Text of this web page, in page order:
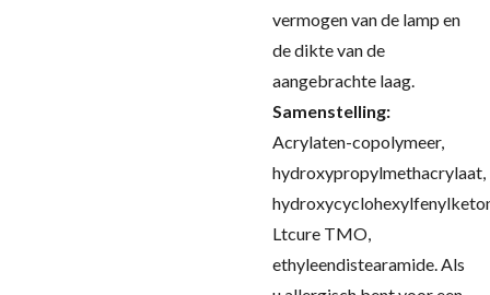
vermogen van de lamp en
de dikte van de
aangebrachte laag.
Samenstelling:
Acrylaten-copolymeer,
hydroxypropylmethacrylaat,
Ltcure TMO,
ethyleendistearamide.Als